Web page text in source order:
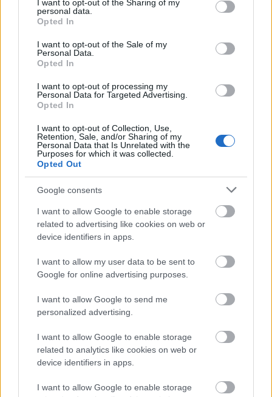
not limited to your visit or usage behaviour. You may click to
grant or deny consent to Google and its third-party tags to
use your data for below specified purposes in below Google
consent section.
I want to opt-out of the Sharing of my
personal data.
Opted In
I want to opt-out of the Sale of my
Personal Data.
Opted In
I want to opt-out of processing my
Personal Data for Targeted Advertising.
Opted In
I want to opt-out of Collection, Use,
Retention, Sale, and/or Sharing of my
Personal Data that Is Unrelated with the
Purposes for which it was collected.
Opted Out
Google consents
I want to allow Google to enable storage
related to advertising like cookies on web or
device identifiers in apps.
I want to allow my user data to be sent to
Google for online advertising purposes.
I want to allow Google to send me
personalized advertising.
I want to allow Google to enable storage
related to analytics like cookies on web or
device identifiers in apps.
I want to allow Google to enable storage
και 6 ριμπάουντ.